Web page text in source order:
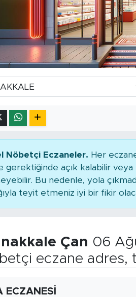
Nöbetçi Eczaneler. Her
gerektiğinde açık kalabilir
Bu nedenle, yola
teyit etmeniz iyi bir fikir
Çan 06
eczane adres,
ECZANESİ